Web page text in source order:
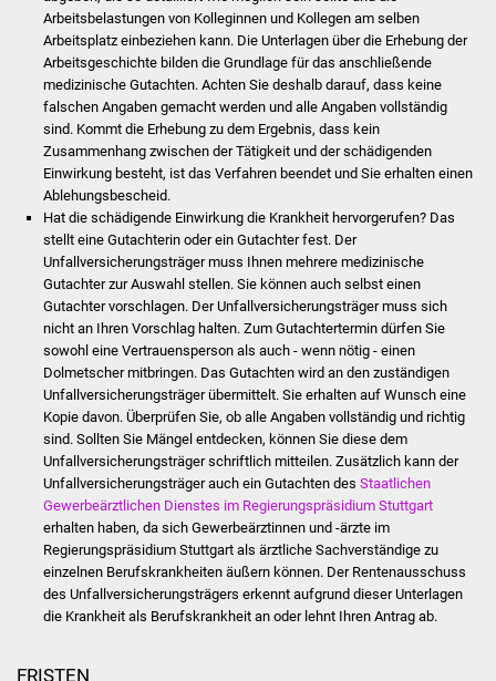
NETZMonitor
Gesundheit und Notfall
Ärzte und Apotheken
Pflege von Angehörigen
Hitzewarnung / UV-
Index
ÖPNV
Bürgerbus (MOBS)
Abfall und Entsorgung
Kultur & Freizeit
Veranstaltungen
Stadtfest
Ostermarkt
Arbeitsbelastungen von Kolleginnen und Kollegen am selben
Arbeitsplatz einbeziehen kann. Die Unterlagen über die Erhebung der
Arbeitsgeschichte bilden die Grundlage für das anschließende
medizinische Gutachten. Achten Sie deshalb darauf, dass keine
falschen Angaben gemacht werden und alle Angaben vollständig
sind. Kommt die Erhebung zu dem Ergebnis, dass kein
Zusammenhang zwischen der Tätigkeit und der schädigenden
Einwirkung besteht, ist das Verfahren beendet und Sie erhalten einen
Ablehungsbescheid.
Hat die schädigende Einwirkung die Krankheit hervorgerufen? Das
stellt eine Gutachterin oder ein Gutachter fest. Der
Unfallversicherungsträger muss Ihnen mehrere medizinische
Gutachter zur Auswahl stellen. Sie können auch selbst einen
Gutachter vorschlagen. Der Unfallversicherungsträger muss sich
nicht an Ihren Vorschlag halten. Zum Gutachtertermin dürfen Sie
sowohl eine Vertrauensperson als auch - wenn nötig - einen
Dolmetscher mitbringen. Das Gutachten wird an den zuständigen
Unfallversicherungsträger übermittelt. Sie erhalten auf Wunsch eine
Kopie davon. Überprüfen Sie, ob alle Angaben vollständig und richtig
sind. Sollten Sie Mängel entdecken, können Sie diese dem
Unfallversicherungsträger schriftlich mitteilen. Zusätzlich kann der
Unfallversicherungsträger auch ein Gutachten des Staatlichen
Gewerbeärztlichen Dienstes im Regierungspräsidium Stuttgart
erhalten haben, da sich Gewerbeärztinnen und -ärzte im
Regierungspräsidium Stuttgart als ärztliche Sachverständige zu
einzelnen Berufskrankheiten äußern können. Der Rentenausschuss
des Unfallversicherungsträgers erkennt aufgrund dieser Unterlagen
die Krankheit als Berufskrankheit an oder lehnt Ihren Antrag ab.
FRISTEN